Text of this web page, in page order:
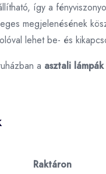
így a
megjelenésének
lehet be- és
a asztali lámpák
Raktáron